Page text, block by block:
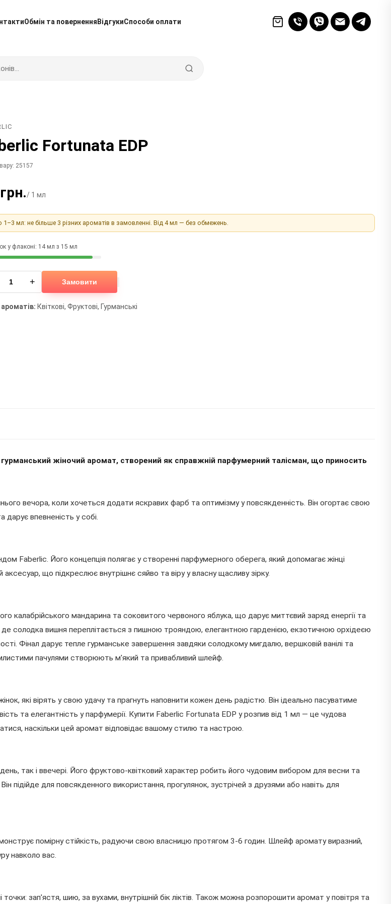
Обмін та повернення ВідгукиСпособи оплати
Fortunata EDP
25157
/ 1 мл
1–3 мл: не більше 3 різних ароматів в замовленні. Від 4 мл — без обмежень.
у флаконі: 14 мл з 15 мл
+ Замовити
ароматів: Квіткові, Фруктові, Гурманські
жіночий аромат, створений як справжній парфумерний талісман, що приносить
вечора, коли хочеться додати яскравих фарб та оптимізму у повсякденність. Він огортає свою
впевненість у собі.
Faberlic. Його концепція полягає у створенні парфумерного оберега, який допомагає жінці
що підкреслює внутрішнє сяйво та віру у власну щасливу зірку.
калабрійського мандарина та соковитого червоного яблука, що дарує миттєвий заряд енергії та
де солодка вишня переплітається з пишною трояндою, елегантною гарденією, екзотичною орхідеєю
Фінал дарує тепле гурманське завершення завдяки солодкому мигдалю, вершковій ванілі та
пачулями створюють м'який та привабливий шлейф.
які вірять у свою удачу та прагнуть наповнити кожен день радістю. Він ідеально пасуватиме
та елегантність у парфумерії. Купити Faberlic Fortunata EDP у розпив від 1 мл — це чудова
наскільки цей аромат відповідає вашому стилю та настрою.
так і ввечері. Його фруктово-квітковий характер робить його чудовим вибором для весни та
підійде для повсякденного використання, прогулянок, зустрічей з друзями або навіть для
помірну стійкість, радуючи свою власницю протягом 3-6 годин. Шлейф аромату виразний,
навколо вас.
зап'ястя, шию, за вухами, внутрішній бік ліктів. Також можна розпорошити аромат у повітря та